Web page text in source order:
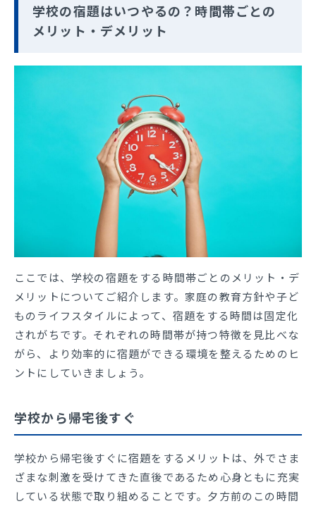
学校の宿題はいつやるの？時間帯ごとの
メリット・デメリット
ここでは、学校の宿題をする時間帯ごとのメリット・デ
メリットについてご紹介します。家庭の教育方針や子ど
ものライフスタイルによって、宿題をする時間は固定化
されがちです。それぞれの時間帯が持つ特徴を見比べな
がら、より効率的に宿題ができる環境を整えるためのヒ
ントにしていきましょう。
学校から帰宅後すぐ
学校から帰宅後すぐに宿題をするメリットは、外でさま
ざまな刺激を受けてきた直後であるため心身ともに充実
している状態で取り組めることです。夕方前のこの時間